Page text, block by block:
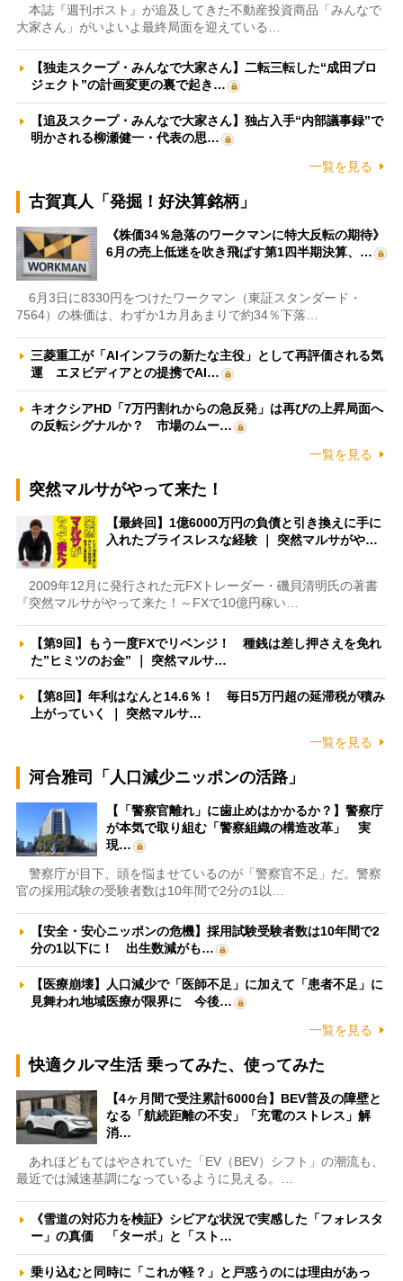
本誌『週刊ポスト』が追及してきた不動産投資商品「みんなで
大家さん」がいよいよ最終局面を迎えている…
【独走スクープ・みんなで大家さん】二転三転した“成田プロ
ジェクト”の計画変更の裏で起き…
【追及スクープ・みんなで大家さん】独占入手“内部議事録”で
明かされる柳瀬健一・代表の思…
一覧を見る
古賀真人「発掘！好決算銘柄」
《株価34％急落のワークマンに特大反転の期待》
6月の売上低迷を吹き飛ばす第1四半期決算、…
6月3日に8330円をつけたワークマン（東証スタンダード・
7564）の株価は、わずか1カ月あまりで約34％下落…
三菱重工が「AIインフラの新たな主役」として再評価される気
運 エヌビディアとの提携でAI…
キオクシアHD「7万円割れからの急反発」は再びの上昇局面へ
の反転シグナルか？ 市場のムー…
一覧を見る
突然マルサがやって来た！
【最終回】1億6000万円の負債と引き換えに手に
入れたプライスレスな経験 ｜ 突然マルサがや…
2009年12月に発行された元FXトレーダー・磯貝清明氏の著書
『突然マルサがやって来た！～FXで10億円稼い…
【第9回】もう一度FXでリベンジ！ 種銭は差し押さえを免れ
た”ヒミツのお金” ｜ 突然マルサ…
【第8回】年利はなんと14.6％！ 毎日5万円超の延滞税が積み
上がっていく ｜ 突然マルサ…
一覧を見る
河合雅司「人口減少ニッポンの活路」
【「警察官離れ」に歯止めはかかるか？】警察庁
が本気で取り組む「警察組織の構造改革」 実
現…
警察庁が目下、頭を悩ませているのが「警察官不足」だ。警察
官の採用試験の受験者数は10年間で2分の1以…
【安全・安心ニッポンの危機】採用試験受験者数は10年間で2
分の1以下に！ 出生数減がも…
【医療崩壊】人口減少で「医師不足」に加えて「患者不足」に
見舞われ地域医療が限界に 今後…
一覧を見る
快適クルマ生活 乗ってみた、使ってみた
【4ヶ月間で受注累計6000台】BEV普及の障壁と
なる「航続距離の不安」「充電のストレス」解
消…
あれほどもてはやされていた「EV（BEV）シフト」の潮流も、
最近では減速基調になっているように見える。…
《雪道の対応力を検証》シビアな状況で実感した「フォレスタ
ー」の真価 「ターボ」と「スト…
乗り込むと同時に「これが軽？」と戸惑うのには理由があっ